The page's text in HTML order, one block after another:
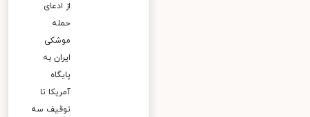
از ادعای
حمله
موشکی
ایران به
پایگاه
آمریکا تا
توقیف سه